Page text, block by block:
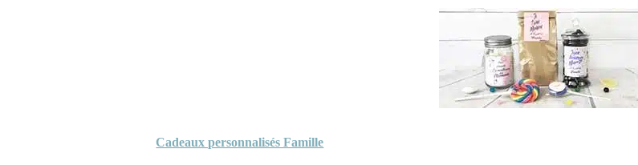
Cadeaux personnalisés Famille